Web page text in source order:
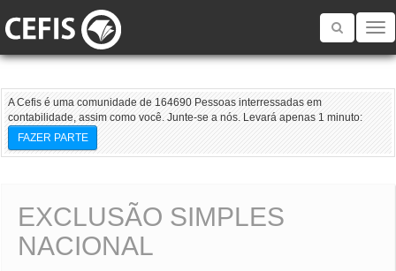
Toggle
A Cefis é uma comunidade de 164690 Pessoas interressadas em
contabilidade, assim como você. Junte-se a nós. Levará apenas 1 minuto:
FAZER PARTE
EXCLUSÃO SIMPLES
NACIONAL